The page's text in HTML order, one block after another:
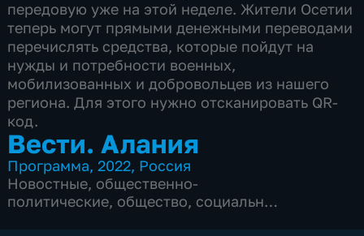
передовую уже на этой неделе. Жители Осетии
теперь могут прямыми денежными переводами
перечислять средства, которые пойдут на
нужды и потребности военных,
мобилизованных и добровольцев из нашего
региона. Для этого нужно отсканировать QR-
код.
Вести. Алания
Программа,2022, Россия
Новостные, общественно-
политические, общество, социально-